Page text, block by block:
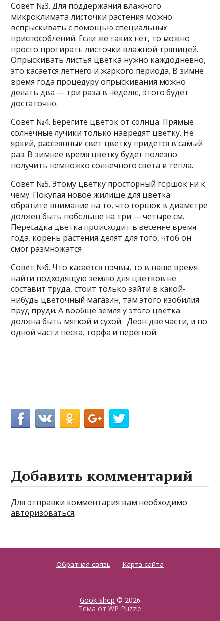
Совет №3. Для поддержания влажного
микроклимата листочки растения можно
вспрыскивать с помощью специальных
приспособлений. Если же таких нет, то можно
просто протирать листочки влажной тряпицей.
Опрыскивать листья цветка нужно каждодневно,
это касается летнего и жаркого периода. В зимне
время года процедуру опрыскивания можно
делать два — три раза в неделю, этого будет
достаточно.
Совет №4. Берегите цветок от солнца. Прямые
солнечные лучики только навредят цветку. Не
яркий, рассеянный свет цветку придется в самый
раз. В зимнее время цветку будет полезно
получить немножко солнечного света и тепла.
Совет №5. Этому цветку просторный горшок ни к
чему. Покупая новое жилище для цветка
обратите внимание на то, что горшок в диаметре
должен быть побольше на три — четыре см.
Пересадка цветка происходит в весенне время
года, корень растения делят для того, чтоб он
смог размножатся.
Совет №6. Что касается почвы, то в наше время
найти подходящую землю для цветков не
составит труда, стоит только зайти в какой-
нибудь цветочный магазин, там этого изобилия
пруд пруди. А вообще земля у этого цветка
должна быть мягкой и сухой. Дерн две части, и по
одной части песка, торфа и перегной.
Добавить комментарий
Для отправки комментария вам необходимо
авторизоваться.
Обратная связь Карта сайта
Gook-shop © 2026
Тема от WP Puzzle